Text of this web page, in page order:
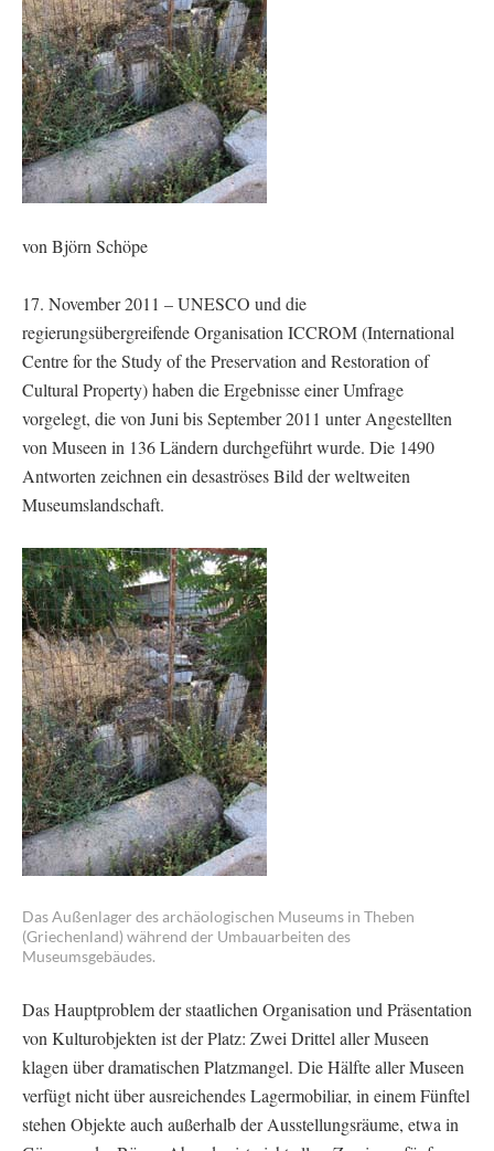
von Björn Schöpe
17. November 2011 – UNESCO und die
regierungsübergreifende Organisation ICCROM (International
Centre for the Study of the Preservation and Restoration of
Cultural Property) haben die Ergebnisse einer Umfrage
vorgelegt, die von Juni bis September 2011 unter Angestellten
von Museen in 136 Ländern durchgeführt wurde. Die 1490
Antworten zeichnen ein desaströses Bild der weltweiten
Museumslandschaft.
Das Außenlager des archäologischen Museums in Theben
(Griechenland) während der Umbauarbeiten des
Museumsgebäudes.
Das Hauptproblem der staatlichen Organisation und Präsentation
von Kulturobjekten ist der Platz: Zwei Drittel aller Museen
klagen über dramatischen Platzmangel. Die Hälfte aller Museen
verfügt nicht über ausreichendes Lagermobiliar, in einem Fünftel
stehen Objekte auch außerhalb der Ausstellungsräume, etwa in